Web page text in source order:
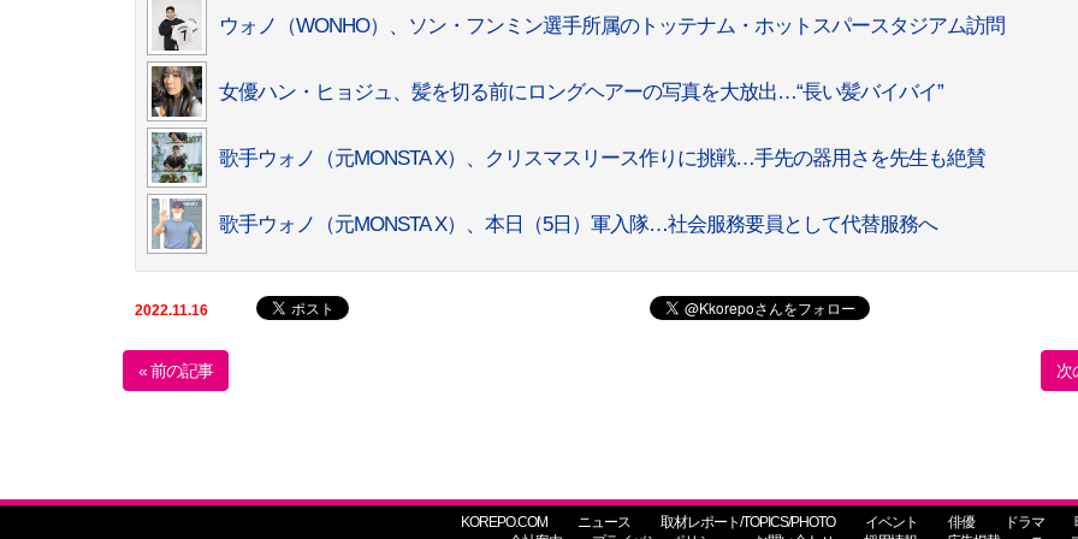
ウォノ（WONHO）、ソン・フンミン選手所属のトッテナム・ホットスパースタジアム訪問
女優ハン・ヒョジュ、髪を切る前にロングヘアーの写真を大放出…“長い髪バイバイ”
歌手ウォノ（元MONSTA X）、クリスマスリース作りに挑戦…手先の器用さを先生も絶賛
歌手ウォノ（元MONSTA X）、本日（5日）軍入隊…社会服務要員として代替服務へ
2022.11.16
« 前の記事 次
KOREPO.COM ニュース 取材レポート/TOPICS/PHOTO イベント 俳優 ドラマ